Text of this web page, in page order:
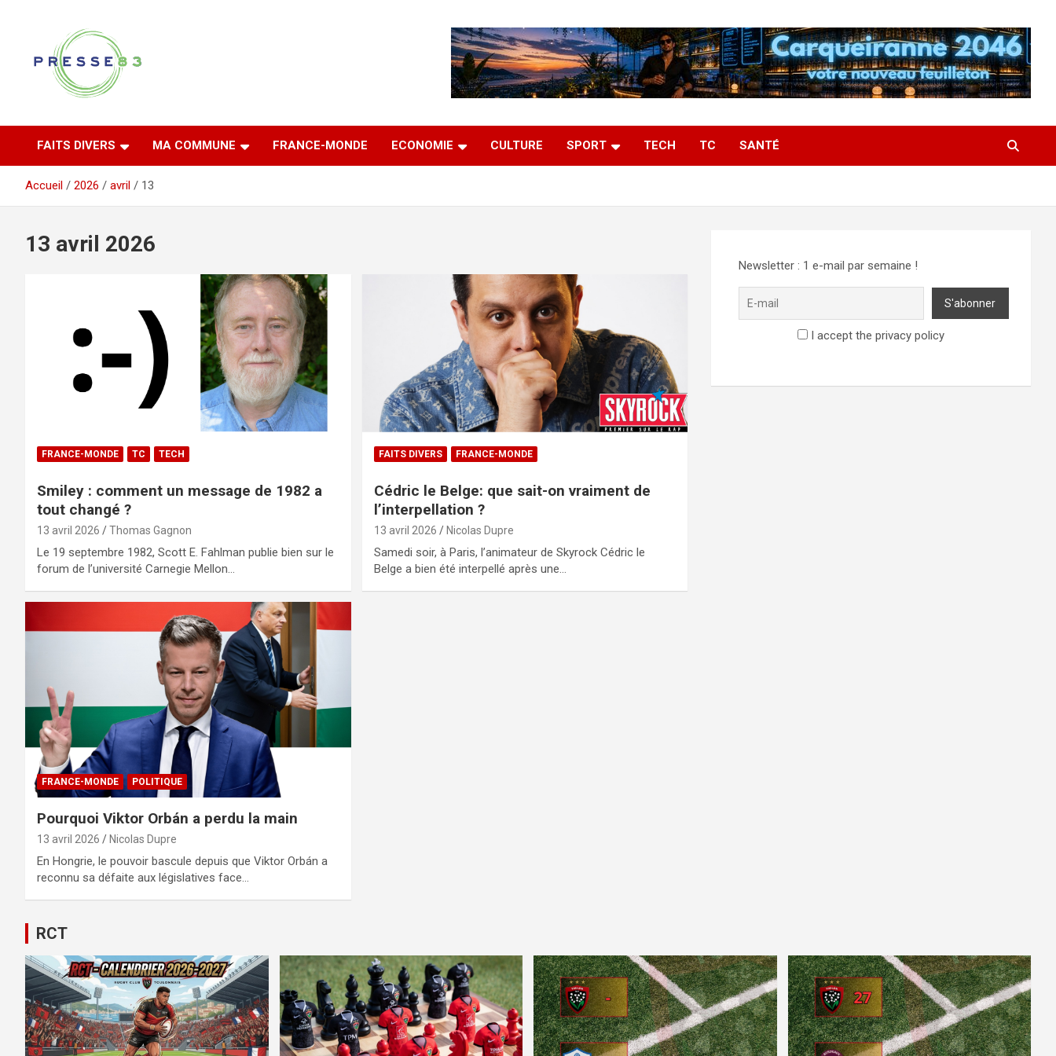
Presse 83
FAITS DIVERS MA COMMUNE FRANCE-MONDE ECONOMIE CULTURE SPORT TECH TC SANTÉ
Accueil 2026 avril 13
13 avril 2026
FRANCE-MONDE TC TECH
Smiley : comment un message de 1982 a
tout changé ?
13 avril 2026 Thomas Gagnon
Le 19 septembre 1982, Scott E. Fahlman publie bien sur le
forum de l’université Carnegie Mellon…
FAITS DIVERS FRANCE-MONDE
Cédric le Belge: que sait-on vraiment de
l’interpellation ?
13 avril 2026 Nicolas Dupre
Samedi soir, à Paris, l’animateur de Skyrock Cédric le
Belge a bien été interpellé après une…
FRANCE-MONDE POLITIQUE
Pourquoi Viktor Orbán a perdu la main
13 avril 2026 Nicolas Dupre
En Hongrie, le pouvoir bascule depuis que Viktor Orbán a
reconnu sa défaite aux législatives face…
Newsletter : 1 e-mail par semaine !
I accept the privacy policy
RCT